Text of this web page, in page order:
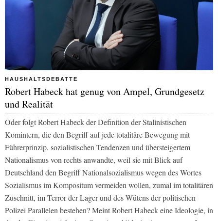
HAUSHALTSDEBATTE
Robert Habeck hat genug von Ampel, Grundgesetz
und Realität
Oder folgt Robert Habeck der Definition der Stalinistischen
Komintern, die den Begriff auf jede totalitäre Bewegung mit
Führerprinzip, sozialistischen Tendenzen und übersteigertem
Nationalismus von rechts anwandte, weil sie mit Blick auf
Deutschland den Begriff Nationalsozialismus wegen des Wortes
Sozialismus im Kompositum vermeiden wollen, zumal im totalitären
Zuschnitt, im Terror der Lager und des Wütens der politischen
Polizei Parallelen bestehen? Meint Robert Habeck eine Ideologie, in